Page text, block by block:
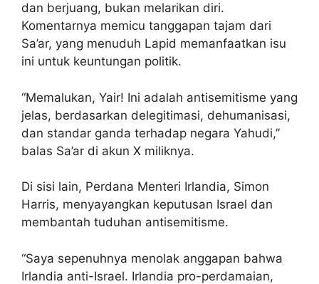
dan berjuang, bukan melarikan diri.
Komentarnya memicu tanggapan tajam dari
Sa’ar, yang menuduh Lapid memanfaatkan isu
ini untuk keuntungan politik.
“Memalukan, Yair! Ini adalah antisemitisme yang
jelas, berdasarkan delegitimasi, dehumanisasi,
dan standar ganda terhadap negara Yahudi,”
balas Sa’ar di akun X miliknya.
Di sisi lain, Perdana Menteri Irlandia, Simon
Harris, menyayangkan keputusan Israel dan
membantah tuduhan antisemitisme.
“Saya sepenuhnya menolak anggapan bahwa
Irlandia anti-Israel. Irlandia pro-perdamaian,